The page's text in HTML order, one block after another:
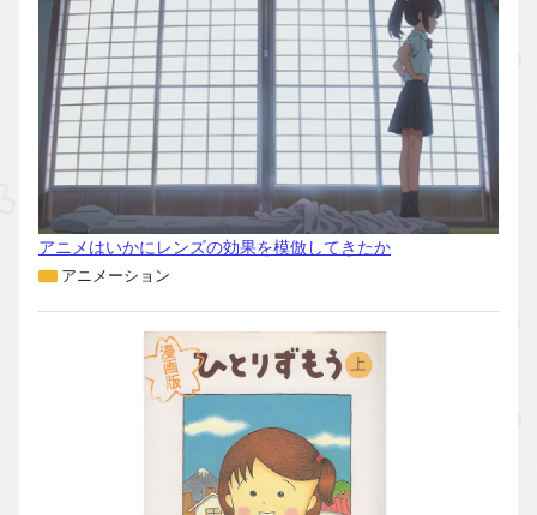
アニメはいかにレンズの効果を模倣してきたか
アニメーション